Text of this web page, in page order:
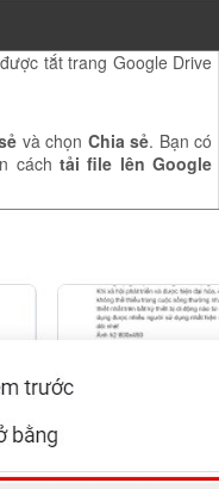
tắt trang Google Drive
và chọn Chia sẻ. Bạn có
cách tải file lên Google